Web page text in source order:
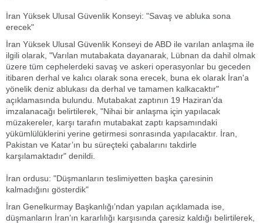
İran Yüksek Ulusal Güvenlik Konseyi: "Savaş ve abluka sona
erecek"
İran Yüksek Ulusal Güvenlik Konseyi de ABD ile varılan anlaşma ile
ilgili olarak, "Varılan mutabakata dayanarak, Lübnan da dahil olmak
üzere tüm cephelerdeki savaş ve askeri operasyonlar bu geceden
itibaren derhal ve kalıcı olarak sona erecek, buna ek olarak İran'a
yönelik deniz ablukası da derhal ve tamamen kalkacaktır"
açıklamasında bulundu. Mutabakat zaptının 19 Haziran’da
imzalanacağı belirtilerek, "Nihai bir anlaşma için yapılacak
müzakereler, karşı tarafın mutabakat zaptı kapsamındaki
yükümlülüklerini yerine getirmesi sonrasında yapılacaktır. İran,
Pakistan ve Katar’ın bu süreçteki çabalarını takdirle
karşılamaktadır" denildi.
İran ordusu: "Düşmanların teslimiyetten başka çaresinin
kalmadığını gösterdik"
İran Genelkurmay Başkanlığı’ndan yapılan açıklamada ise,
düşmanların İran’ın kararlılığı karşısında çaresiz kaldığı belirtilerek,